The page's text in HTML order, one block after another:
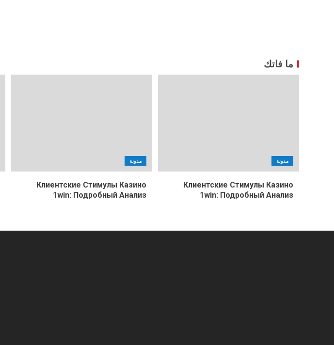
ما فاتك
مدونة
Клиентские Стимулы Казино
1win: Подробный Анализ
مدونة
Клиентские Стимулы Казино
1win: Подробный Анализ